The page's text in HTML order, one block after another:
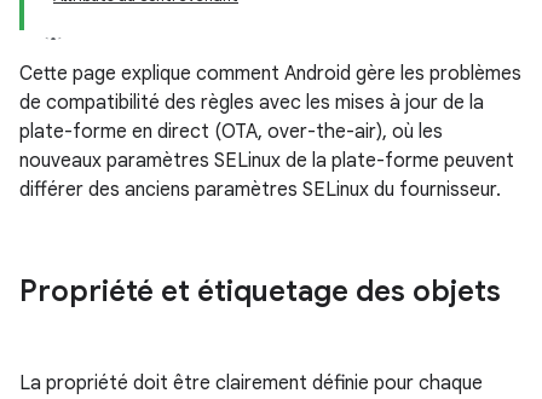
Cette page explique comment Android gère les problèmes
de compatibilité des règles avec les mises à jour de la
plate-forme en direct (OTA, over-the-air), où les
nouveaux paramètres SELinux de la plate-forme peuvent
différer des anciens paramètres SELinux du fournisseur.
Propriété et étiquetage des objets
La propriété doit être clairement définie pour chaque